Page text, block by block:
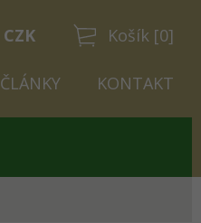
Košík [0]
CZK
ČLÁNKY KONTAKT